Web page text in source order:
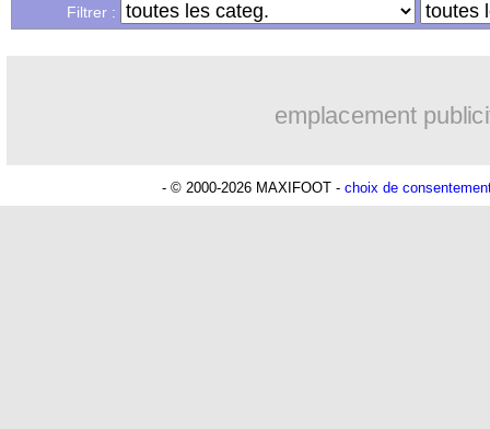
Liste des brèves du dim. 13 août 2023
Filtrer :
emplacement
- © 2000-2026 MAXIFOOT - choix de